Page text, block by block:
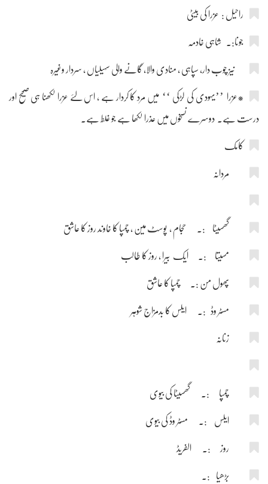
راحیل : عزرا کی بیٹی
جونا:۔ شاہی خادمہ
نیز چوب دار، سپاہی ، منادی والا، گانے والی سہیلیاں ، سردار وغیرہ
*عزرا ’’یہودی کی لڑکی ‘‘ میں مرد کا کردار ہے ، اس لئے عزرا لکھنا ہی صحیح اور
درست ہے۔ دوسرے نسخوں میں عذرا لکھا ہے جو غلط ہے۔
کامک
مردانہ
گھسیٹا :۔ حجام ، پوسٹ مین ، چمپا کا خاوند روز کا عاشق
مسیتا :۔ ایک بیرا ، روز کا طالب
پھول من :۔ چمپا کا عاشق
مسٹر وڈ :۔ ایلس کا بدمزاج شوہر
زنانہ
چمپا :۔ گھسیٹا کی بیوی
ایلس :۔ مسٹر وڈ کی بیوی
روز :۔ الفریڈ
بڑھیا :۔